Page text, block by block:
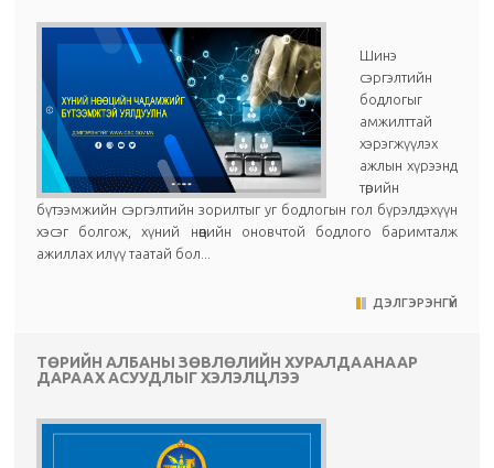
Шинэ
сэргэлтийн
бодлогыг
амжилттай
хэрэгжүүлэх
ажлын хүрээнд
төрийн
бүтээмжийн сэргэлтийн зорилтыг уг бодлогын гол бүрэлдэхүүн
хэсэг болгож, хүний нөөцийн оновчтой бодлого баримталж
ажиллах илүү таатай бол...
ДЭЛГЭРЭНГҮЙ
ТӨРИЙН АЛБАНЫ ЗӨВЛӨЛИЙН ХУРАЛДААНААР
ДАРААХ АСУУДЛЫГ ХЭЛЭЛЦЛЭЭ